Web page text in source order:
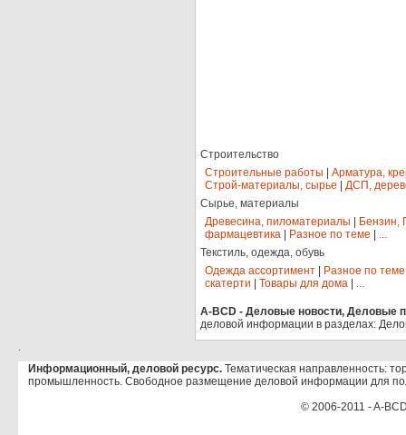
Строительство
Строительные работы
Арматура,
Строй-материалы, сырье
ДСП,
Сырье, материалы
Древесина, пиломатериалы
Бензин,
фармацевтика
Разное по теме
...
Текстиль, одежда, обувь
Одежда ассортимент
Разное по теме
скатерти
Товары для дома ...
A-BCD - Деловые новости, Деловые
деловой информации в разделах:
.
Информационный, деловой ресурс. Тематическая направленность:
промышленность. Свободное размещение деловой информации для
© 2006-2011 - A-